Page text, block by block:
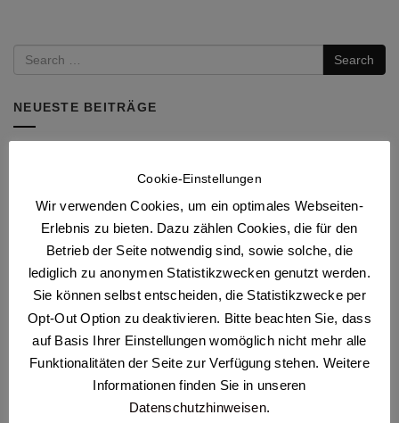
Search
NEUESTE BEITRÄGE
Eine neuen Facebook-Avatar erstellen
Exchange ActiveSync in Outlook einrichten.
E-Mail: POP3 vs. IMAP vs. Exchange – Wo ist der
Unterschied?
Fit für die Datenschutz Grundverordnung – Was man jetzt
noch schnell wissen muss
NEUESTE KOMMENTARE
Cookie-Einstellungen
Wir verwenden Cookies, um ein optimales Webseiten-
Erlebnis zu bieten. Dazu zählen Cookies, die für den
Betrieb der Seite notwendig sind, sowie solche, die
lediglich zu anonymen Statistikzwecken genutzt werden.
Sie können selbst entscheiden, die Statistikzwecke per
Opt-Out Option zu deaktivieren. Bitte beachten Sie, dass
auf Basis Ihrer Einstellungen womöglich nicht mehr alle
Funktionalitäten der Seite zur Verfügung stehen. Weitere
Informationen finden Sie in unseren
Datenschutzhinweisen.